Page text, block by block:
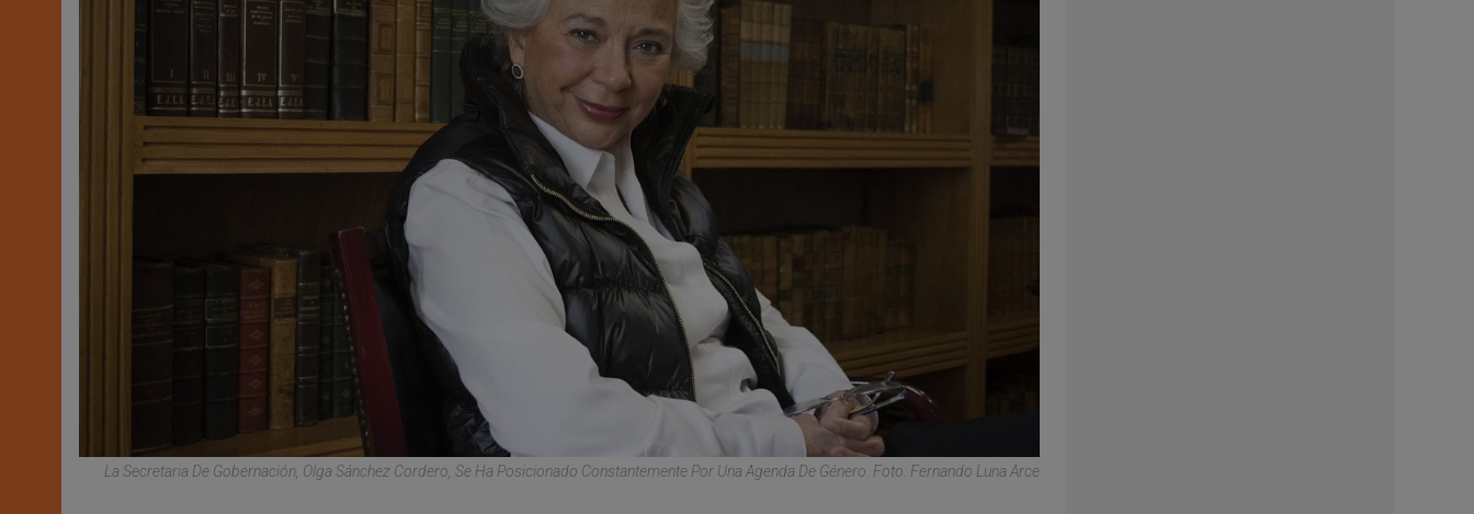
La Secretaria De Gobernación, Olga Sánchez Cordero, Se Ha Posicionado Constantemente Por Una Agenda De Género. Foto: Fernando Luna Arce